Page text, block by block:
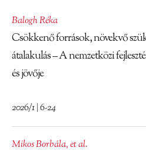
Balogh Réka
Csökkenő források, növekvő
átalakulás – A nemzetközi
és jövője
2026/1 | 6-24
Mikos Borbála,et al.